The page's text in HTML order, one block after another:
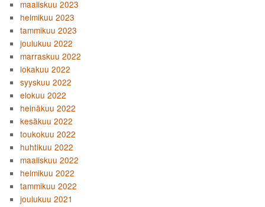
maaliskuu 2023
helmikuu 2023
tammikuu 2023
joulukuu 2022
marraskuu 2022
lokakuu 2022
syyskuu 2022
elokuu 2022
heinäkuu 2022
kesäkuu 2022
toukokuu 2022
huhtikuu 2022
maaliskuu 2022
helmikuu 2022
tammikuu 2022
joulukuu 2021